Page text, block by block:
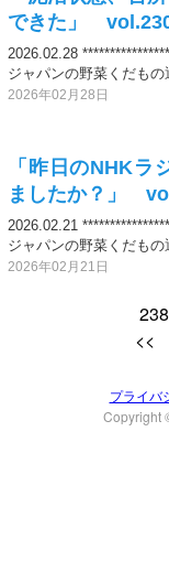
できた」
2026.02.28
ジャパンの野菜くだも
2026年02月28日
「昨日のNHKラ
ましたか？」
2026.02.21
ジャパンの野菜くだも
2026年02月21日
プライバ
Copyright